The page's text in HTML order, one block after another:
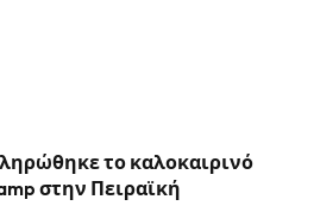
το καλοκαιρινό
στην Πειραϊκή